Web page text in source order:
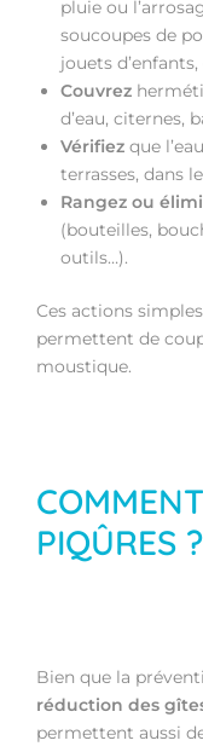
pluie ou
soucoupes de
jouets
Couvrez
d’eau, citernes,
Vérifiez que
terrasses, dans
Rangez ou
(bouteilles,
outils…).
Ces actions
permettent de
moustique.
PIQÛRES ?
Bien que la
réduction des
permettent aussi